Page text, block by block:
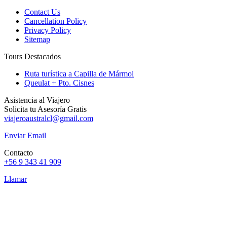
Contact Us
Cancellation Policy
Privacy Policy
Sitemap
Tours Destacados
Ruta turística a Capilla de Mármol
Queulat + Pto. Cisnes
Asistencia al Viajero
Solicita tu Asesoría Gratis
viajeroaustralcl@gmail.com
Enviar Email
Contacto
+56 9 343 41 909
Llamar